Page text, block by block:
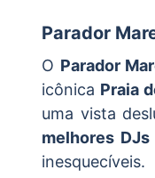
Parador
O Parador
icônica Praia
uma vista
melhores
inesquecíveis.